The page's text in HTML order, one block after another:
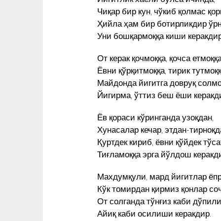
Чиқар бир кун, чўкиб қолмас
Ҳийла ҳам бир ботирликдир
Уни бошқармоққа киши
От керак қочмоққа, қочса
Ёвни қўрқитмоққа, тирик
Майдонда йигитга довруқ
Йигирма, ўттиз беш ёши
Ёв қораси кўринганда узоқдан,
Хунасалар кечар, этдан-
Қуртдек кириб, ёвни қўйдек
Тиғламоққа эрга йўлдош
Махдумқули, мард йигитлар
Кўк томирдан қирмиз қонлар
От солганда тўнғиз каби
Айиқ каби осилиши керакдир.
КУН ЯНГИЛИКЛАРИ
ЯCАГАН ҲАЙКАЛНИ
ТАКЛИФ ҚИЛДИ